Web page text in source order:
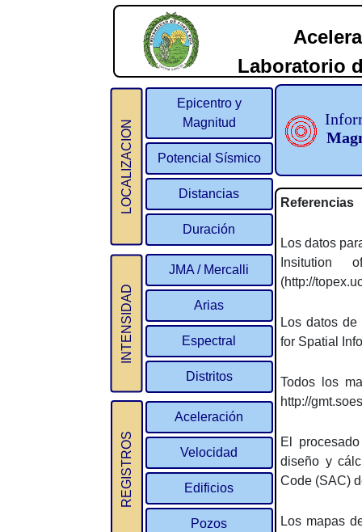
Laboratorio
2
LOCALIZACION
Epicentro y
Magnitud
Potencial Sísmico
Distancias
Duración
INTENSIDAD
JMA / Mercalli
Arias
Espectral
Distritos
REGISTROS
Aceleración
Velocidad
Edificios
Pozos
Referencias
Los datos
Insitution
(http://
Los datos
for Spatial
Todos los
http://
El
diseño y
Code (SAC)
Los mapas